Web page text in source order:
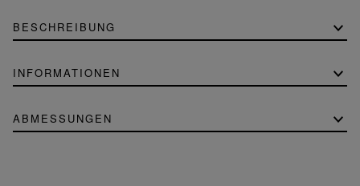
BESCHREIBUNG
INFORMATIONEN
ABMESSUNGEN